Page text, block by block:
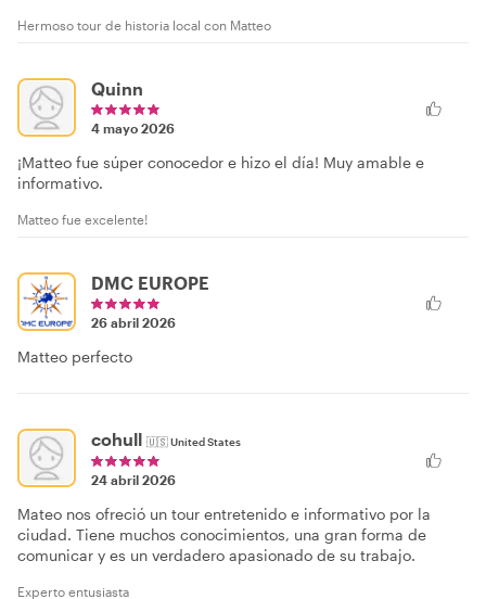
Hermoso tour de historia local con Matteo
Quinn
4 mayo 2026
¡Matteo fue súper conocedor e hizo el día! Muy amable e
informativo.
Matteo fue excelente!
DMC EUROPE
26 abril 2026
Matteo perfecto
cohull 🇺🇸United States
24 abril 2026
Mateo nos ofreció un tour entretenido e informativo por la
ciudad. Tiene muchos conocimientos, una gran forma de
comunicar y es un verdadero apasionado de su trabajo.
Experto entusiasta